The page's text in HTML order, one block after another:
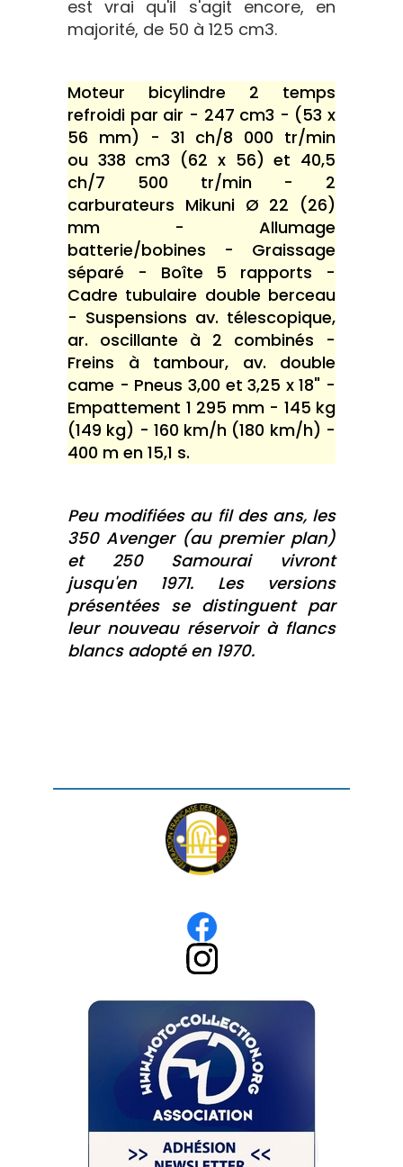
est vrai qu'il s'agit encore, en
majorité, de 50 à 125 cm3.
Moteur bicylindre 2 temps
refroidi par air - 247 cm3 - (53 x
56 mm) - 31 ch/8 000 tr/min
ou 338 cm3 (62 x 56) et 40,5
ch/7 500 tr/min - 2
carburateurs Mikuni Ø 22 (26)
mm - Allumage
batterie/bobines - Graissage
séparé - Boîte 5 rapports -
Cadre tubulaire double berceau
- Suspensions av. télescopique,
ar. oscillante à 2 combinés -
Freins à tambour, av. double
came - Pneus 3,00 et 3,25 x 18" -
Empattement 1 295 mm - 145 kg
(149 kg) - 160 km/h (180 km/h) -
400 m en 15,1 s.
Peu modifiées au fil des ans, les
350 Avenger (au premier plan)
et 250 Samourai vivront
jusqu'en 1971. Les versions
présentées se distinguent par
leur nouveau réservoir à flancs
blancs adopté en 1970.